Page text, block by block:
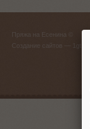
Пряжа на Есенина ©
Создание сайтов